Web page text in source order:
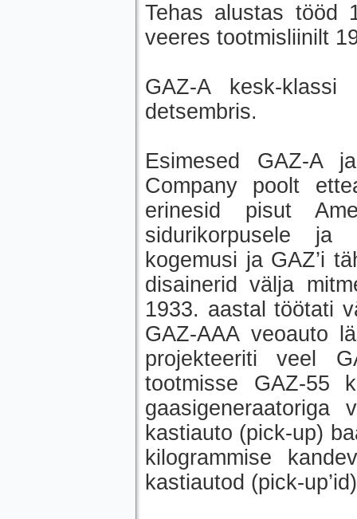
Tehas alustas tööd
veeres tootmisliinilt
GAZ-A kesk-
detsembris.
Esimesed GAZ-A
Company poolt
erinesid pisut
sidurikorpusele ja
kogemusi ja GAZ’i
disainerid välja
1933. aastal töötati
GAZ-AAA veoauto
projekteeriti veel
tootmisse GAZ-55
gaasigeneraatoriga
kastiauto (pick-up)
kilogrammise
kastiautod (pick-